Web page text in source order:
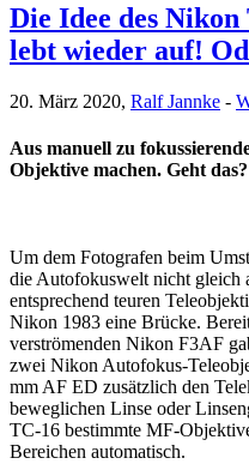
Die Idee des
lebt wieder auf!
20. März 2020, Ralf Jannke -
Aus manuell zu
Objektive machen. Geht
Um dem Fotografen beim
die Autofokuswelt nicht gleich
entsprechend teuren
Nikon 1983 eine Brücke.
verströmenden Nikon F3AF
zwei Nikon Autofokus-
mm AF ED zusätzlich den
beweglichen Linse oder
TC-16 bestimmte MF-
Bereichen automatisch.